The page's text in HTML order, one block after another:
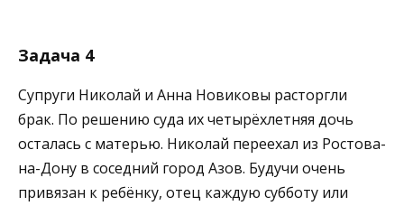
Задача 4
Супруги Николай и Анна Новиковы расторгли
брак. По решению суда их четырёхлетняя дочь
осталась с матерью. Николай переехал из Ростова-
на-Дону в соседний город Азов. Будучи очень
привязан к ребёнку, отец каждую субботу или